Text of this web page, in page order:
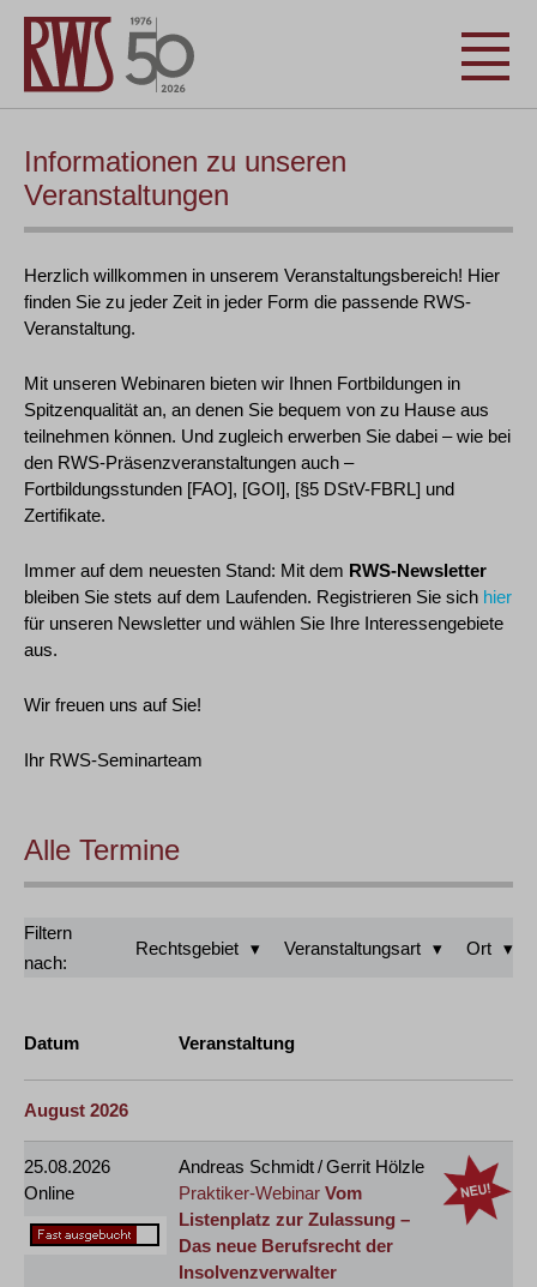
Informationen zu unseren
Veranstaltungen
Herzlich willkommen in unserem Veranstaltungsbereich! Hier
finden Sie zu jeder Zeit in jeder Form die passende RWS-
Veranstaltung.
Mit unseren Webinaren bieten wir Ihnen Fortbildungen in
Spitzenqualität an, an denen Sie bequem von zu Hause aus
teilnehmen können. Und zugleich erwerben Sie dabei – wie bei
den RWS-Präsenzveranstaltungen auch –
Fortbildungsstunden [FAO], [GOI], [§5 DStV-FBRL] und
Zertifikate.
Immer auf dem neuesten Stand: Mit dem RWS-Newsletter
bleiben Sie stets auf dem Laufenden. Registrieren Sie sich hier
für unseren Newsletter und wählen Sie Ihre Interessengebiete
aus.
Wir freuen uns auf Sie!
Ihr RWS-Seminarteam
Alle Termine
Filtern
nach:
Rechtsgebiet Veranstaltungsart Ort
Datum Veranstaltung
August 2026
25.08.2026
Online
Andreas Schmidt / Gerrit Hölzle
Praktiker-Webinar Vom
Listenplatz zur Zulassung –
Das neue Berufsrecht der
Insolvenzverwalter